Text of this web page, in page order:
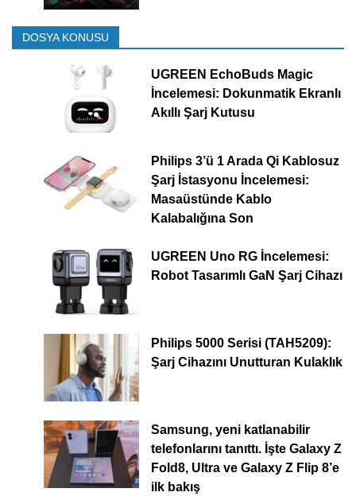
DOSYA KONUSU
UGREEN EchoBuds Magic
İncelemesi: Dokunmatik Ekranlı
Akıllı Şarj Kutusu
Philips 3’ü 1 Arada Qi Kablosuz
Şarj İstasyonu İncelemesi:
Masaüstünde Kablo
Kalabalığına Son
UGREEN Uno RG İncelemesi:
Robot Tasarımlı GaN Şarj Cihazı
Philips 5000 Serisi (TAH5209):
Şarj Cihazını Unutturan Kulaklık
Samsung, yeni katlanabilir
telefonlarını tanıttı. İşte Galaxy Z
Fold8, Ultra ve Galaxy Z Flip 8’e
ilk bakış